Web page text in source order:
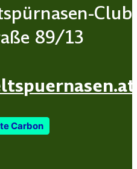
Club
89/13
Carbon